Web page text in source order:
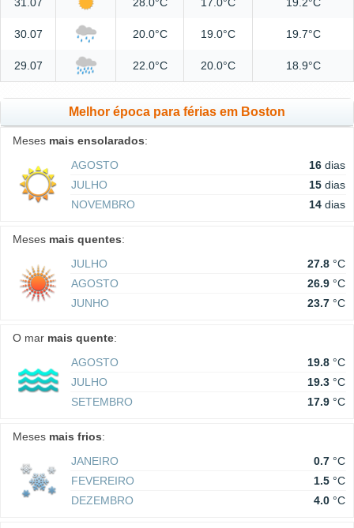
30.07 20.0°C 19.0°C 19.7°C
29.07 22.0°C 20.0°C 18.9°C
Melhor época para férias em Boston
Meses mais ensolarados:
AGOSTO
16 dias
JULHO
15 dias
NOVEMBRO
14 dias
Meses mais quentes:
JULHO
27.8 °C
AGOSTO
26.9 °C
JUNHO
23.7 °C
O mar mais quente:
AGOSTO
19.8 °C
JULHO
19.3 °C
SETEMBRO
17.9 °C
Meses mais frios:
JANEIRO
0.7 °C
FEVEREIRO
1.5 °C
DEZEMBRO
4.0 °C